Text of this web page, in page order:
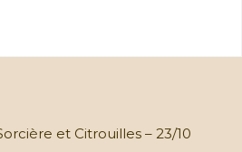
et Citrouilles – 23/10